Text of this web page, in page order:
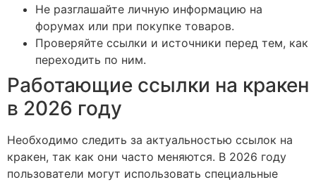
Не разглашайте личную информацию на
форумах или при покупке товаров.
Проверяйте ссылки и источники перед тем, как
переходить по ним.
Работающие ссылки на кракен
в 2026 году
Необходимо следить за актуальностью ссылок на
кракен, так как они часто меняются. В 2026 году
пользователи могут использовать специальные